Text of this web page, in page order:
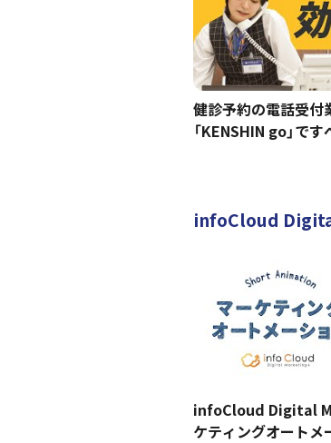
健診予約の電話受付
「KENSHIN go」で
infoCloud
infoCloud Digital
ケティングオートメ